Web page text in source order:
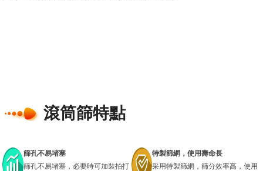
滾筒篩特點
篩孔不易堵塞
篩孔不易堵塞，必要時可加裝拍打
特製篩網，使用壽命長
采用特製篩網，篩分效率高，使用